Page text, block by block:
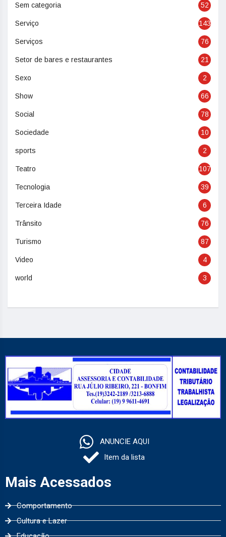
Sem categoria 52
Serviço 143
Serviços 76
Setor de bares e restaurantes 21
Sexo 2
Show 66
Social 78
Sociedade 10
sports 2
Teatro 107
Tecnologia 39
Terceira Idade 6
Trânsito 76
Turismo 87
Video 4
world 3
ANUNCIE AQUI
Item da lista
Mais Acessados
Comportamento
Cultura e Lazer